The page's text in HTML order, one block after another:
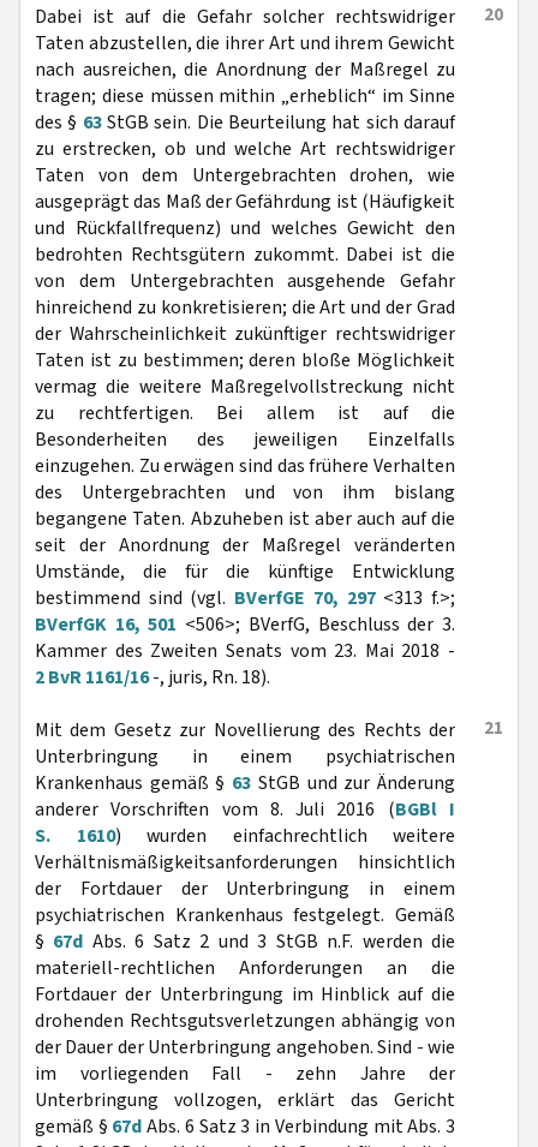
20
Dabei ist auf die Gefahr solcher rechtswidriger
Taten abzustellen, die ihrer Art und ihrem Gewicht
nach ausreichen, die Anordnung der Maßregel zu
tragen; diese müssen mithin „erheblich“ im Sinne
des § 63StGB sein. Die Beurteilung hat sich darauf
zu erstrecken, ob und welche Art rechtswidriger
Taten von dem Untergebrachten drohen, wie
ausgeprägt das Maß der Gefährdung ist (Häufigkeit
und Rückfallfrequenz) und welches Gewicht den
bedrohten Rechtsgütern zukommt. Dabei ist die
von dem Untergebrachten ausgehende Gefahr
hinreichend zu konkretisieren; die Art und der Grad
der Wahrscheinlichkeit zukünftiger rechtswidriger
Taten ist zu bestimmen; deren bloße Möglichkeit
vermag die weitere Maßregelvollstreckung nicht
zu rechtfertigen. Bei allem ist auf die
Besonderheiten des jeweiligen Einzelfalls
einzugehen. Zu erwägen sind das frühere Verhalten
des Untergebrachten und von ihm bislang
begangene Taten. Abzuheben ist aber auch auf die
seit der Anordnung der Maßregel veränderten
Umstände, die für die künftige Entwicklung
bestimmend sind (vgl. BVerfGE 70, 297<313 f.>;
BVerfGK 16, 501 <506>; BVerfG, Beschluss der 3.
Kammer des Zweiten Senats vom 23. Mai 2018 -
2 BvR 1161/16-, juris, Rn. 18).
21
Mit dem Gesetz zur Novellierung des Rechts der
Unterbringung in einem psychiatrischen
Krankenhaus gemäß § 63 StGB und zur Änderung
anderer Vorschriften vom 8. Juli 2016 (BGBl I
S. 1610) wurden einfachrechtlich weitere
Verhältnismäßigkeitsanforderungen hinsichtlich
der Fortdauer der Unterbringung in einem
psychiatrischen Krankenhaus festgelegt. Gemäß
§ 67d Abs. 6 Satz 2 und 3 StGB n.F. werden die
materiell-rechtlichen Anforderungen an die
Fortdauer der Unterbringung im Hinblick auf die
drohenden Rechtsgutsverletzungen abhängig von
der Dauer der Unterbringung angehoben. Sind - wie
im vorliegenden Fall - zehn Jahre der
Unterbringung vollzogen, erklärt das Gericht
gemäß § 67dAbs. 6 Satz 3 in Verbindung mit Abs. 3